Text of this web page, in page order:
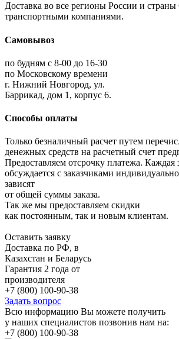
Доставка во все регионы России и
транспортными компаниями.
Самовывоз
по будням с 8-00 до 16-30
по Московскому времени
г. Нижний Новгород, ул.
Баррикад, дом 1, корпус 6.
Способы оплаты
Только безналичный расчет путем
денежных средств на расчетный счет
Предоставляем отсрочку платежа. Каждая
обсуждается с заказчиками
зависят
от общей суммы заказа.
Так же мы предоставляем скидки
как постоянным, так и новым клиентам.
Оставить заявку
Доставка по РФ, в
Казахстан и Беларусь
Гарантия 2 года от
производителя
+7 (800) 100-90-38
Задать вопрос
Всю информацию Вы можете получить
у наших специалистов позвонив нам на:
+7 (800) 100-90-38